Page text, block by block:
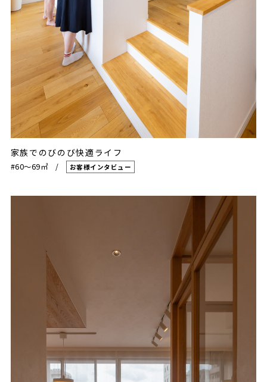
家族でのびのび快適ライフ
#60〜69㎡ お客様インタビュー